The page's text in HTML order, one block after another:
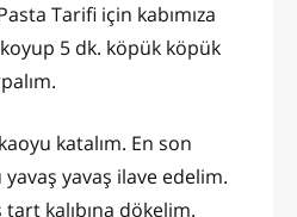
Tarifi için kabımıza
5 dk. köpük köpük
katalım. En son
yavaş ilave edelim.
tart kalıbına dökelim.